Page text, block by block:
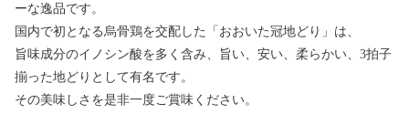
ーな逸品です。
国内で初となる烏骨鶏を交配した「おおいた冠地どり」は、
旨味成分のイノシン酸を多く含み、旨い、安い、柔らかい、3拍子
揃った地どりとして有名です。
その美味しさを是非一度ご賞味ください。